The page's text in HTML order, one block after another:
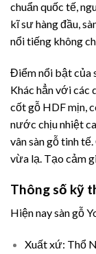
chuẩn quốc tế,
kĩ sư hàng đầu,
nổi tiếng không
Điểm nổi bật của
Khác hẳn với các
cốt gỗ HDF mịn,
nước chịu nhiệt
vân sàn gỗ tinh
vừa lạ. Tạo cảm
Thông số kỹ
Hiện nay sàn gỗ
Xuất xứ: Thổ